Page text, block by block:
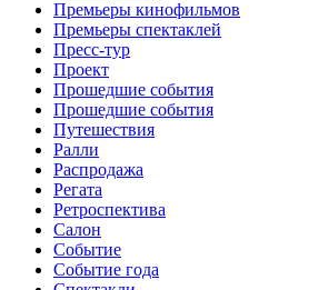
Премьеры кинофильмов
Премьеры спектаклей
Пресс-тур
Проект
Прошедшие события
Прошедшие события
Путешествия
Ралли
Распродажа
Регата
Ретроспектива
Салон
Событие
Событие года